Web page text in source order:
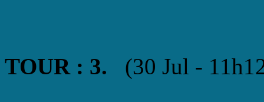
TOUR : 3. (30 Jul -